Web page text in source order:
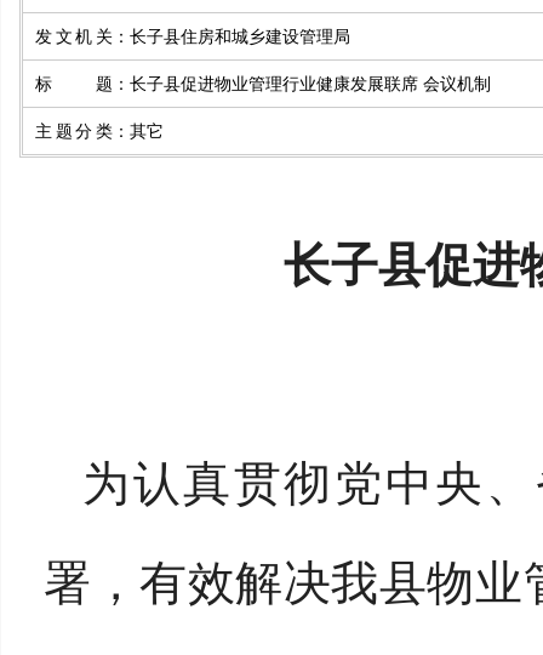
发文机关 ： 长子县住房和城乡建设管理局
标题 ： 长子县促进物业管理行业健康发展联席 会议机制
主题分类 ： 其它
长子县促进
为认真贯彻党中央
署，有效解决我县物